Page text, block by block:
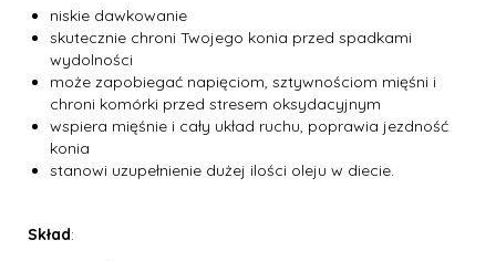
niskie dawkowanie
skutecznie chroni Twojego konia przed spadkami
wydolności
może zapobiegać napięciom, sztywnościom mięśni i
chroni komórki przed stresem oksydacyjnym
wspiera mięśnie i cały układ ruchu, poprawia jezdność
konia
stanowi uzupełnienie dużej ilości oleju w diecie.
Skład: